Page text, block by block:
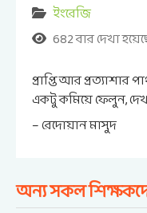
ইংরেজি
682 বার দেখা
প্রাপ্তি আর প্রত্যাশার
একটু কমিয়ে ফেলুন,
– রেদোয়ান মাসুদ
অন্য সকল